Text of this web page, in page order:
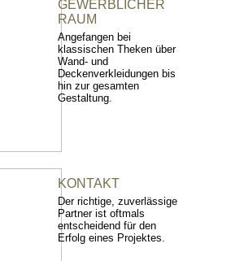
GEWERBLICHER
RAUM
Angefangen bei
klassischen Theken über
Wand- und
Deckenverkleidungen bis
hin zur gesamten
Gestaltung.
KONTAKT
Der richtige, zuverlässige
Partner ist oftmals
entscheidend für den
Erfolg eines Projektes.